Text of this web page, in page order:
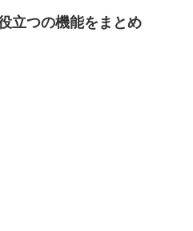
立つの機能をまとめ